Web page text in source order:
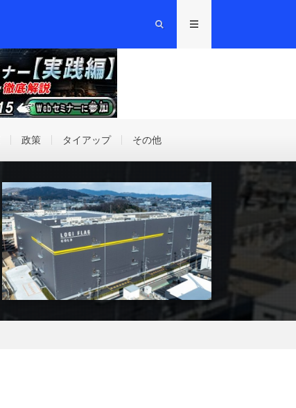
政策 タイアップ その他